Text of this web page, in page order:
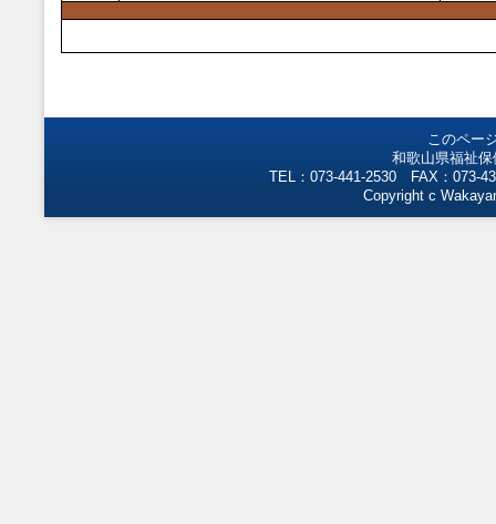
このペー
和歌山県福祉
TEL：073-441-2530 FAX：073-
Copyright c